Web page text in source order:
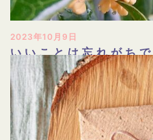
2023年10月9日
いいことは忘れがち